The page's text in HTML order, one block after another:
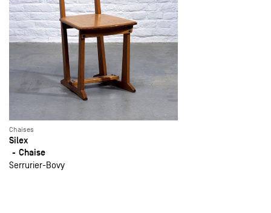
Chaises
Silex
Chaise
Serrurier-Bovy